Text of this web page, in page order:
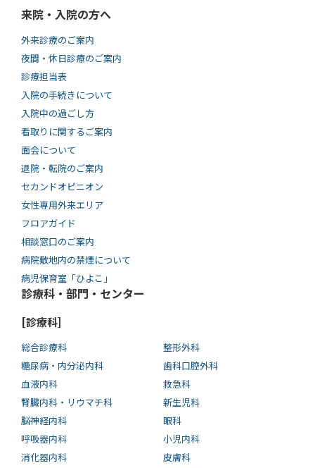
来院・入院の方へ
外来診療のご案内
夜間・休日診療のご案内
診療担当表
入院の手続きについて
入院中の過ごし方
看取りに関するご案内
面会について
退院・転院のご案内
セカンドオピニオン
女性専用外来エリア
フロアガイド
相談窓口のご案内
病院敷地内の禁煙について
病児保育室「ひよこ」
診療科・部門・センター
[診療科]
総合診療科
糖尿病・内分泌内科
血液内科
腎臓内科・リウマチ科
脳神経内科
呼吸器内科
消化器内科
整形外科
歯科口腔外科
救急科
新生児科
眼科
小児内科
皮膚科